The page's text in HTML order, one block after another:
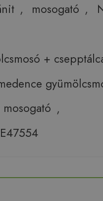
, mosogató ,
+
,